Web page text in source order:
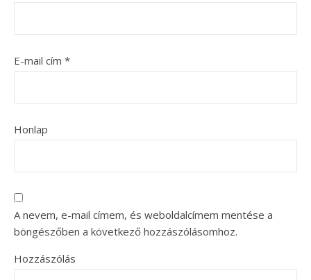
E-mail cím *
Honlap
A nevem, e-mail címem, és weboldalcímem mentése a
böngészőben a következő hozzászólásomhoz.
Hozzászólás